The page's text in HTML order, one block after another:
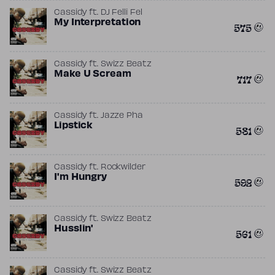
Cassidyft. DJ Felli Fel
My Interpretation 575
Cassidyft. Swizz Beatz
Make U Scream 717
Cassidyft. Jazze Pha
Lipstick 581
Cassidyft. Rockwilder
I'm Hungry 592
Cassidyft. Swizz Beatz
Husslin' 561
Cassidyft. Swizz Beatz